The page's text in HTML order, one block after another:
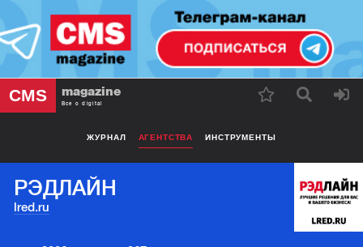
CMS magazine
Все о digital
ЖУРНАЛ АГЕНТСТВА ИНСТРУМЕНТЫ
РЭДЛАЙН
lred.ru